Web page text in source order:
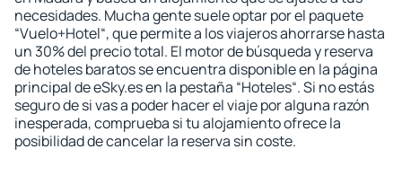
necesidades. Mucha gente suele optar por el paquete
“Vuelo+Hotel“, que permite a los viajeros ahorrarse hasta
un 30% del precio total. El motor de búsqueda y reserva
de hoteles baratos se encuentra disponible en la página
principal de eSky.es en la pestaña “Hoteles“. Si no estás
seguro de si vas a poder hacer el viaje por alguna razón
inesperada, comprueba si tu alojamiento ofrece la
posibilidad de cancelar la reserva sin coste.